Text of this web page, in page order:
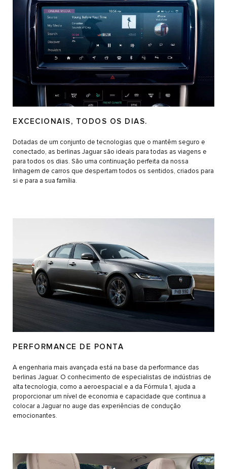
EXCECIONAIS, TODOS OS DIAS.
Dotadas de um conjunto de tecnologias que o mantêm seguro e
conectado, as berlinas Jaguar são ideais para todas as viagens e
para todos os dias. São uma continuação perfeita da nossa
linhagem de carros que despertam todos os sentidos, criados para
si e para a sua família.
PERFORMANCE DE PONTA
A engenharia mais avançada está na base da performance das
berlinas Jaguar. O conhecimento de especialistas de indústrias de
alta tecnologia, como a aeroespacial e a da Fórmula 1, ajuda a
proporcionar um nível de economia e capacidade que continua a
colocar a Jaguar no auge das experiências de condução
emocionantes.